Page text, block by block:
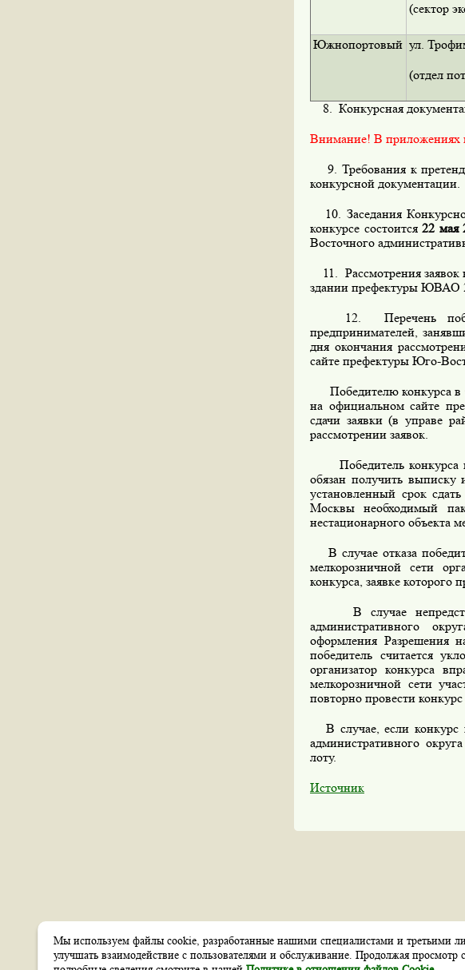
(сектор
Южнопортовый ул.
(отдел
8. Конкурсная
Внимание! В приложениях
9. Требования к
конкурсной документации.
10. Заседания
конкурсе состоится22 мая
Восточного
11. Рассмотрения заявок
здании префектуры ЮВАО
12. Перечень
предпринимателей,
дня окончания
сайте префектуры Юго-
Победителю конкурса в
на официальном сайте
сдачи заявки (в управе
рассмотрении заявок.
Победитель конкурса в
обязан получить выписку
установленный срок
Москвы необходимый
нестационарного объекта
В случае отказа
мелкорозничной сети
конкурса, заявке которого
В случае
административного
оформления Разрешения
победитель считается
организатор конкурса
мелкорозничной сети
повторно провести
В случае, если конкурс
административного
лоту.
Источник
Создание сайтов
Веб-студияitsoft
Карта сайта
Мы используем файлы cookie, разработанные нашими специалистами и третьими
улучшать взаимодействие с пользователями и обслуживание. Продолжая